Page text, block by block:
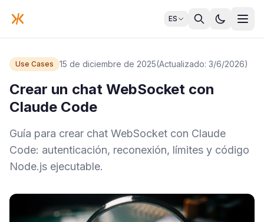
ES
Use Cases 15 de diciembre de 2025(Actualizado: 3/6/2026)
Crear un chat WebSocket con
Claude Code
Guía para crear chat WebSocket con Claude
Code: autenticación, reconexión, límites y código
Node.js ejecutable.